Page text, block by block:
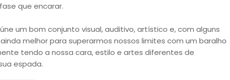
que encarar.
um bom conjunto visual, auditivo, artístico e, com alguns
melhor para superarmos nossos limites com um baralho
tendo a nossa cara, estilo e artes diferentes de
espada.